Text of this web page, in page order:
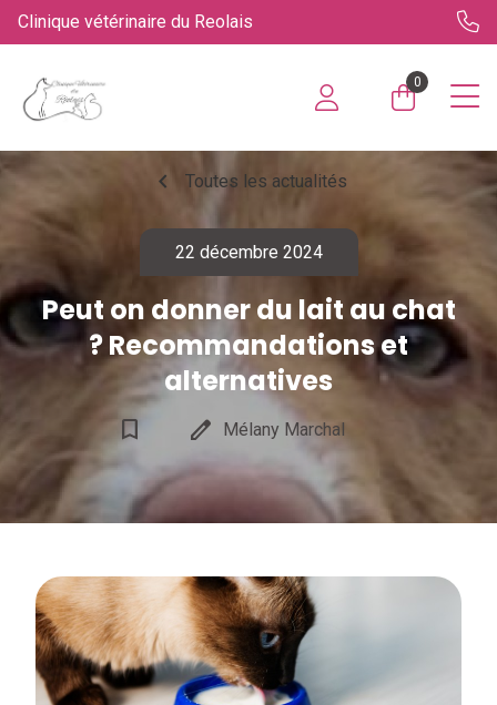
Clinique vétérinaire du Reolais
0
chevron_left Toutes les actualités
22 décembre 2024
Peut on donner du lait au chat
? Recommandations et
alternatives
bookmark_border edit Mélany Marchal